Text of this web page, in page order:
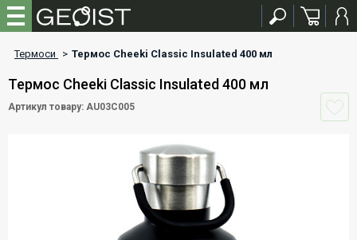
Термоси > Термос Cheeki Classic Insulated 400 мл
Термос Cheeki Classic Insulated 400 мл
Артикул товару: AU03C005